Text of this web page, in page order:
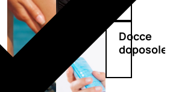
Doposole
Docce
doposole